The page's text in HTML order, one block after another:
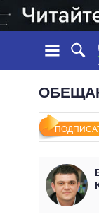
ЛЕНТА
СТАТЬИ
МНЕНИЯ
ОБЗОРЫ
ВСЕ